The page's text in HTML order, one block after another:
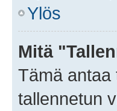
Ylös
Mitä
Tämä antaa
tallennetun